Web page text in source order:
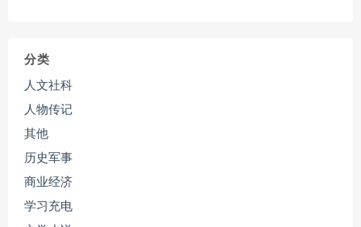
分类
人文社科
人物传记
其他
历史军事
商业经济
学习充电